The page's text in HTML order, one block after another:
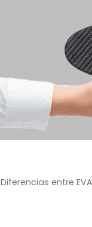
Diferencias entre